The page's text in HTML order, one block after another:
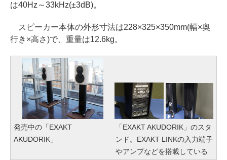
は40Hz～33kHz(±3dB)。
スピーカー本体の外形寸法は228×325×350mm(幅×奥
行き×高さ)で、重量は12.6kg。
発売中の「EXAKT
AKUDORIK」
「EXAKT AKUDORIK」のスタ
ンド。EXAKT LINKの入力端子
やアンプなどを搭載している